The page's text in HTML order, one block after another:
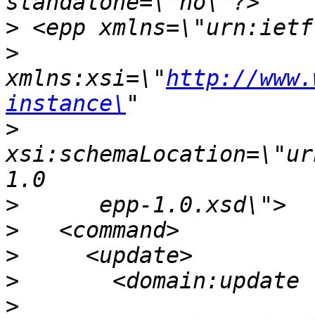
>
>
xmlns:xsi=\"http://
instance\
>
>
>
>
>
>